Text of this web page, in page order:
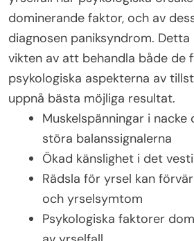
dominerande faktor, och av
diagnosen paniksyndrom.
vikten av att behandla både de
psykologiska aspekterna av
uppnå bästa möjliga resultat.
Muskelspänningar i nacke
störa balanssignalerna
Ökad känslighet i det
Rädsla för yrsel kan
och yrselsymtom
Psykologiska faktorer